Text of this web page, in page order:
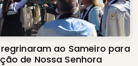
ao Sameiro para
de Nossa Senhora